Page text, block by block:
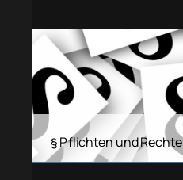
§ Pflichten und Rechte